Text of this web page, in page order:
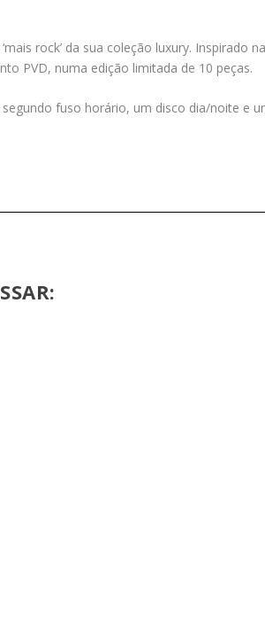
rock’ da sua coleção luxury. Inspirado
PVD, numa edição limitada de 10 peças.
fuso horário, um disco dia/noite e